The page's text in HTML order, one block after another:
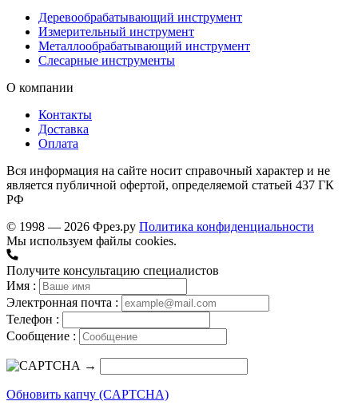
Деревообрабатывающий инструмент
Измерительный инструмент
Металлообрабатывающий инструмент
Слесарные инструменты
О компании
Контакты
Доставка
Оплата
Вся информация на сайте носит справочный характер и не
является публичной офертой, определяемой статьей 437 ГК
РФ
© 1998 — 2026 Фрез.ру Политика конфиденциальности
Мы используем файлы cookies.
Получите консультацию специалистов
Имя :
Электронная почта :
Телефон :
Сообщение :
→
Обновить капчу (CAPTCHA)